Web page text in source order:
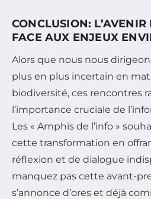
CONCLUSION:
FACE AUX ENJEUX
Alors que nous nous
plus en plus incertain en
biodiversité, ces rencontres
l’importance cruciale de
Les « Amphis de l’info »
cette transformation en
réflexion et de dialogue
manquez pas cette avant-
s’annonce d’ores et déjà